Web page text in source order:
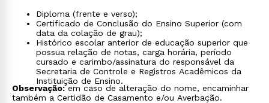
Diploma (frente e verso);
Certificado de Conclusão do Ensino Superior (com
data da colação de grau);
Histórico escolar anterior de educação superior que
possua relação de notas, carga horária, período
cursado e carimbo/assinatura do responsável da
Secretaria de Controle e Registros Acadêmicos da
Instituição de Ensino.
Observação:em caso de alteração do nome, encaminhar
também a Certidão de Casamento e/ou Averbação.